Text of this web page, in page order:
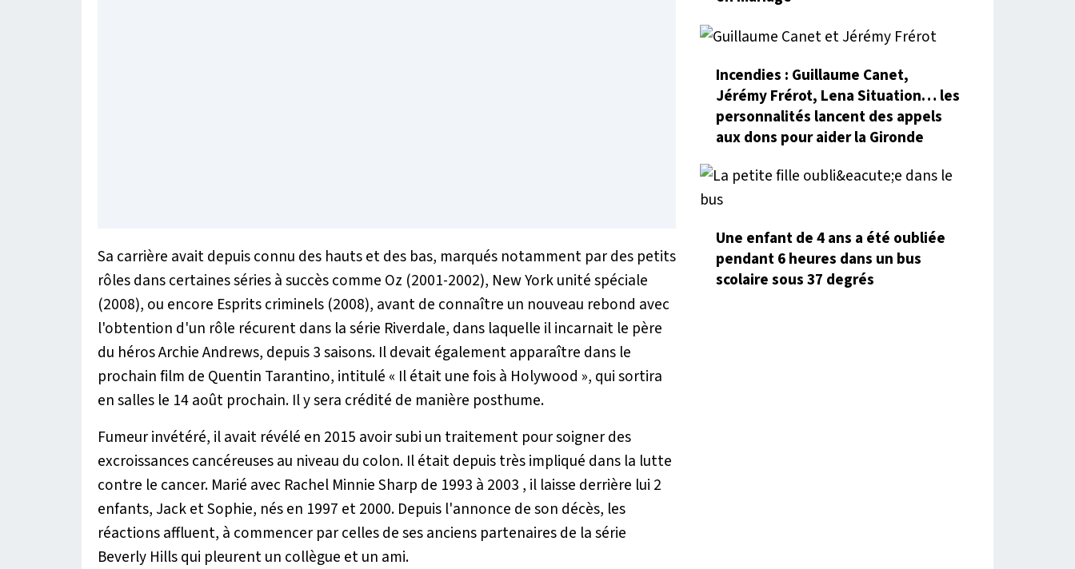
Sa carrière avait depuis connu des hauts et des bas, marqués notamment par des petits
rôles dans certaines séries à succès comme Oz (2001-2002), New York unité spéciale
(2008), ou encore Esprits criminels (2008), avant de connaître un nouveau rebond avec
l'obtention d'un rôle récurent dans la série Riverdale, dans laquelle il incarnait le père
du héros Archie Andrews, depuis 3 saisons. Il devait également apparaître dans le
prochain film de Quentin Tarantino, intitulé « Il était une fois à Holywood », qui sortira
en salles le 14 août prochain. Il y sera crédité de manière posthume.
Fumeur invétéré, il avait révélé en 2015 avoir subi un traitement pour soigner des
excroissances cancéreuses au niveau du colon. Il était depuis très impliqué dans la lutte
contre le cancer. Marié avec Rachel Minnie Sharp de 1993 à 2003 , il laisse derrière lui 2
enfants, Jack et Sophie, nés en 1997 et 2000. Depuis l'annonce de son décès, les
réactions affluent, à commencer par celles de ses anciens partenaires de la série
Beverly Hills qui pleurent un collègue et un ami.
Incendies : Guillaume Canet,
Jérémy Frérot, Lena Situation… les
personnalités lancent des appels
aux dons pour aider la Gironde
Une enfant de 4 ans a été oubliée
pendant 6 heures dans un bus
scolaire sous 37 degrés